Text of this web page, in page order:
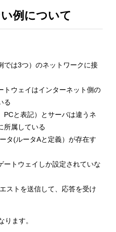
例について
では3つ）のネットワークに接
トウェイはインターネット側の
る
PCと表記）とサーバは違うネ
所属している
タ(ルータAと定義）が存在す
ートウェイしか設定されていな
ストを送信して、応答を受け
ります。